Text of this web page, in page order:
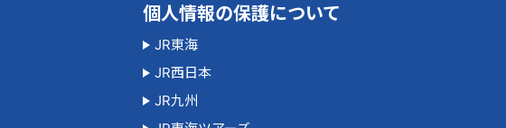
個人情報の保護について
JR東海
JR西日本
JR九州